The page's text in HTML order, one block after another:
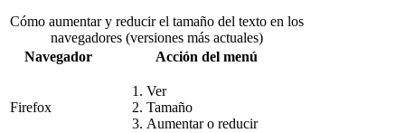
Cómo aumentar y reducir el tamaño del texto en los
navegadores (versiones más actuales)
Navegador
Acción del menú
Firefox
Ver
Tamaño
Aumentar o reducir